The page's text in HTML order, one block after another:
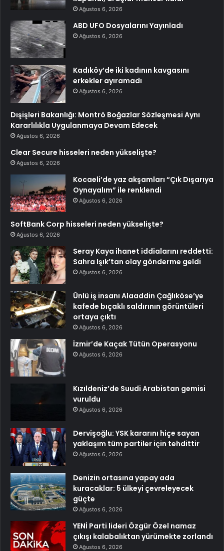
Ağustos 6, 2026
ABD UFO Dosyalarını Yayınladı
Ağustos 6, 2026
Kadıköy’de iki kadının kavgasını
erkekler ayıramadı
Ağustos 6, 2026
Dışişleri Bakanlığı: Montrö Boğazlar Sözleşmesi Aynı
Kararlılıkla Uygulanmaya Devam Edecek
Ağustos 6, 2026
Clear Secure hisseleri neden yükselişte?
Ağustos 6, 2026
Kocaeli’de yaz akşamları “Çık Dışarıya
Oynayalım” ile renklendi
Ağustos 6, 2026
SoftBank Corp hisseleri neden yükselişte?
Ağustos 6, 2026
Seray Kaya ihanet iddialarını reddetti:
Sahra Işık’tan olay gönderme geldi
Ağustos 6, 2026
Ünlü iş insanı Alaaddin Çağlıköse’ye
kafede bıçaklı saldırının görüntüleri
ortaya çıktı
Ağustos 6, 2026
İzmir’de Kaçak Tütün Operasyonu
Ağustos 6, 2026
Kızıldeniz’de Suudi Arabistan gemisi
vuruldu
Ağustos 6, 2026
Dervişoğlu: YSK kararını hiçe sayan
yaklaşım tüm partiler için tehdittir
Ağustos 6, 2026
Denizin ortasına yapay ada
kuracaklar: 5 ülkeyi çevreleyecek
güçte
Ağustos 6, 2026
YENİ Parti lideri Özgür Özel namaz
çıkışı kalabalıktan yürümekte zorlandı
Ağustos 6, 2026